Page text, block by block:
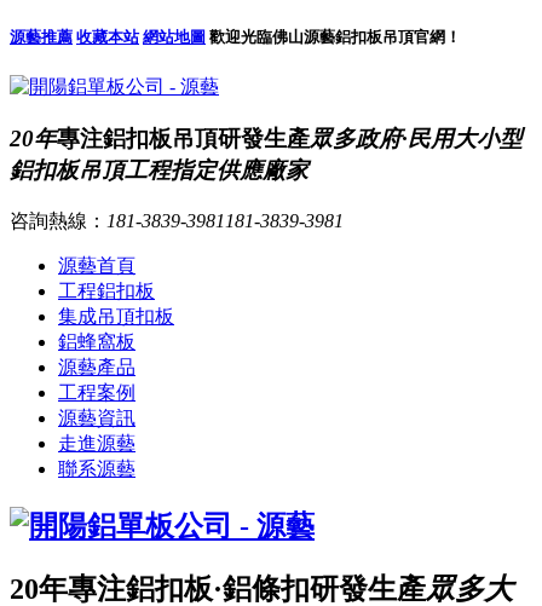
源藝推薦 收藏本站 網站地圖 歡迎光臨佛山源藝鋁扣板吊頂官網！
20年專注鋁扣板吊頂研發生產眾多政府·民用大小型
鋁扣板吊頂工程指定供應廠家
咨詢熱線： 181-3839-3981 181-3839-3981
源藝首頁
工程鋁扣板
集成吊頂扣板
鋁蜂窩板
源藝產品
工程案例
源藝資訊
走進源藝
聯系源藝
20年專注鋁扣板·鋁條扣研發生產眾多大